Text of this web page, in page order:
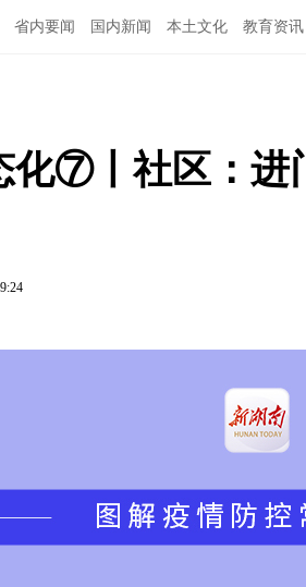
省内要闻 国内新闻 本土文化 教育资讯
化⑦丨社区：进